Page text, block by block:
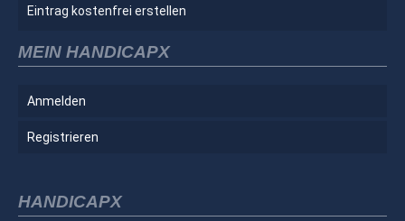
Eintrag kostenfrei erstellen
MEIN HANDICAPX
Anmelden
Registrieren
HANDICAPX